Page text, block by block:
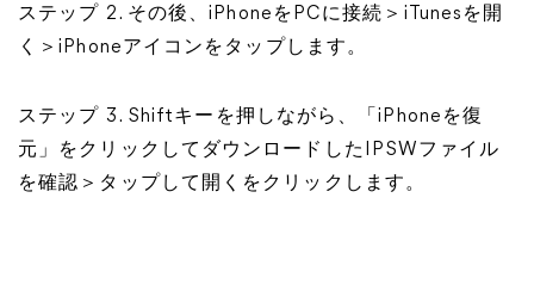
ステップ 2. その後、iPhoneをPCに接続＞iTunesを開
く＞iPhoneアイコンをタップします。
ステップ 3. Shiftキーを押しながら、「iPhoneを復
元」をクリックしてダウンロードしたIPSWファイル
を確認＞タップして開くをクリックします。